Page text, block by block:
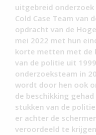
uitgebreid
Cold Case Team van
opdracht van de
mei 2022 met hun
korte metten met de
van de politie uit
onderzoeksteam in
wordt door hen ook
de beschikking
stukken van de
er achter de
veroordeeld te